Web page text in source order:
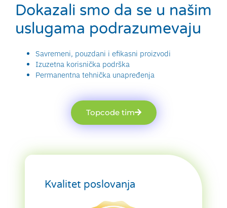
Dokazali smo da se u našim
uslugama podrazumevaju
Savremeni, pouzdani i efikasni proizvodi
Izuzetna korisnička podrška
Permanentna tehnička unapređenja
Topcode tim
Kvalitet poslovanja